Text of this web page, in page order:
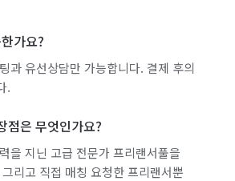
가요?
과 유선상담만 가능합니다. 결제 후의
.
점은 무엇인가요?
을 지닌 고급 전문가 프리랜서풀을
리고 직접 매칭 요청한 프리랜서뿐